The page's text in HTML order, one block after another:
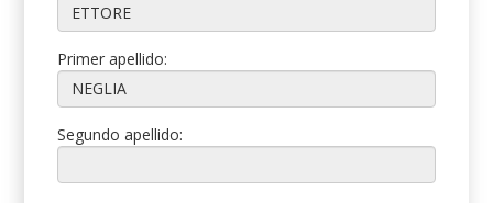
Primer apellido:
Segundo apellido: